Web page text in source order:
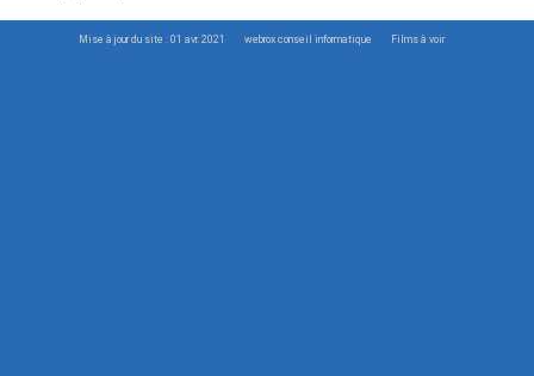
Mise à jour du site : 01 avr. 2021 webrox conseil informatique Films à voir